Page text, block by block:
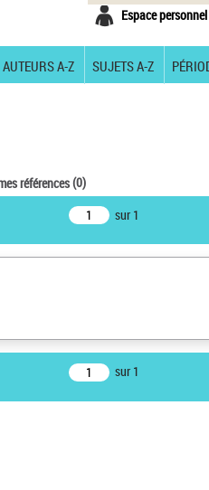
Espace personnel
AUTEURS A-Z SUJETS A-Z
références(0)
sur 1
sur 1